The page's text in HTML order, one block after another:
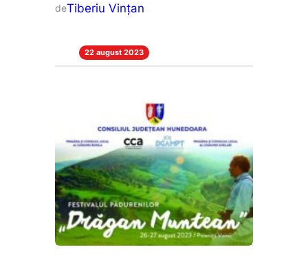
deTiberiu Vințan
22 august 2023